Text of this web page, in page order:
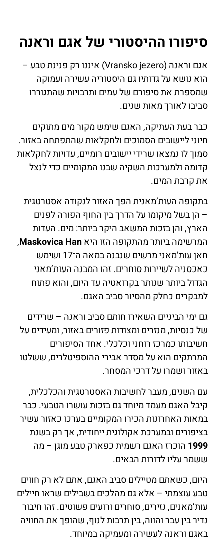
סיפורו ההיסטורי של אגם וראנה
אגם וראנה (Vransko jezero) איננו רק פנינת טבע –
הוא נושא על גדותיו גם היסטוריה עשירה ועמוקה
שמספרת את סיפורם של עמים ותרבויות שהתגוררו
סביבו לאורך מאות שנים.
כבר בעת העתיקה, האגם שימש מקור מים מתוקים
חיוני ליישובים הסמוכים ולחקלאות שהתפתחה באזור.
סמוך לו נמצאו שרידי יישובים רומיים, עדויות לחקלאות
קדומה ולמערכות השקיה שבנו המקומיים כדי לנצל
את קרבת המים.
בתקופה העות’מאנית הפך האזור לנקודה אסטרטגית
– הן בשל מיקומו על הדרך בין החוף הפורה לפנים
הארץ, והן בזכות המשאב היקר ביותר: מים. העדות
המרשימה ביותר מהתקופה הזו היאMaskovica Han
,
חאן עות’מאני מרשים שנבנה במאה ה־17 ושימש
כאכסניה לשיירות סוחרים. זהו המבנה העות’מאני
הגדול ביותר שנותר בקרואטיה עד היום, והוא פתוח
למבקרים כחלק מהסיור סביב האגם.
גם ימי הביניים השאירו חותם סביב וראנה – שרידים
של כנסיות, מנזרים ומצודות פזורים באזור, ומעידים על
חשיבותו כמרכז רוחני וכלכלי. אחד הסיפורים
המרתקים הוא על מסדר אבירי ההוספיטלרים, ששלטו
באזור ושמרו על דרכי המסחר.
עם השנים, מעבר לחשיבות האסטרטגית והכלכלית,
קיבל האגם מעמד מיוחד גם בזכות עושרו הטבעי. כבר
במאות האחרונות הכירו המקומיים בערכו כאזור עשיר
בציפורים ובמערכת אקולוגית ייחודית, אך רק בשנת
1999 הוכרז האגם רשמית כפארק טבע מוגן – מה
ששמר עליו לדורות הבאים.
היום, כשאתם מטיילים סביב האגם, אתם לא רק חווים
טבע עוצמתי – אלא גם מהלכים בשבילים שראו חיילים
עות’מאנים, נזירים, סוחרים ורועים פשוטים. זהו חיבור
נדיר בין עבר והווה, בין תרבות לנוף, שהופך את החוויה
באגם וראנה לעשירה ומעמיקה במיוחד.